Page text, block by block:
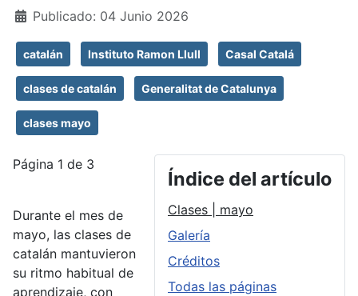
Publicado: 04 Junio 2026
catalán Instituto Ramon Llull Casal Catalá
clases de catalán Generalitat de Catalunya
clases mayo
Índice del artículo
Clases | mayo
Galería
Créditos
Todas las páginas
Página 1 de 3
Durante el mes de
mayo, las clases de
catalán mantuvieron
su ritmo habitual de
aprendizaje, con